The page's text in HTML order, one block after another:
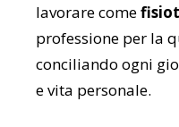
lavorare come
professione per la
conciliando ogni
e vita personale.